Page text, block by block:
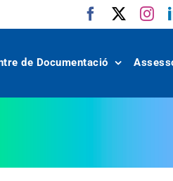
Facebook
de Documentació